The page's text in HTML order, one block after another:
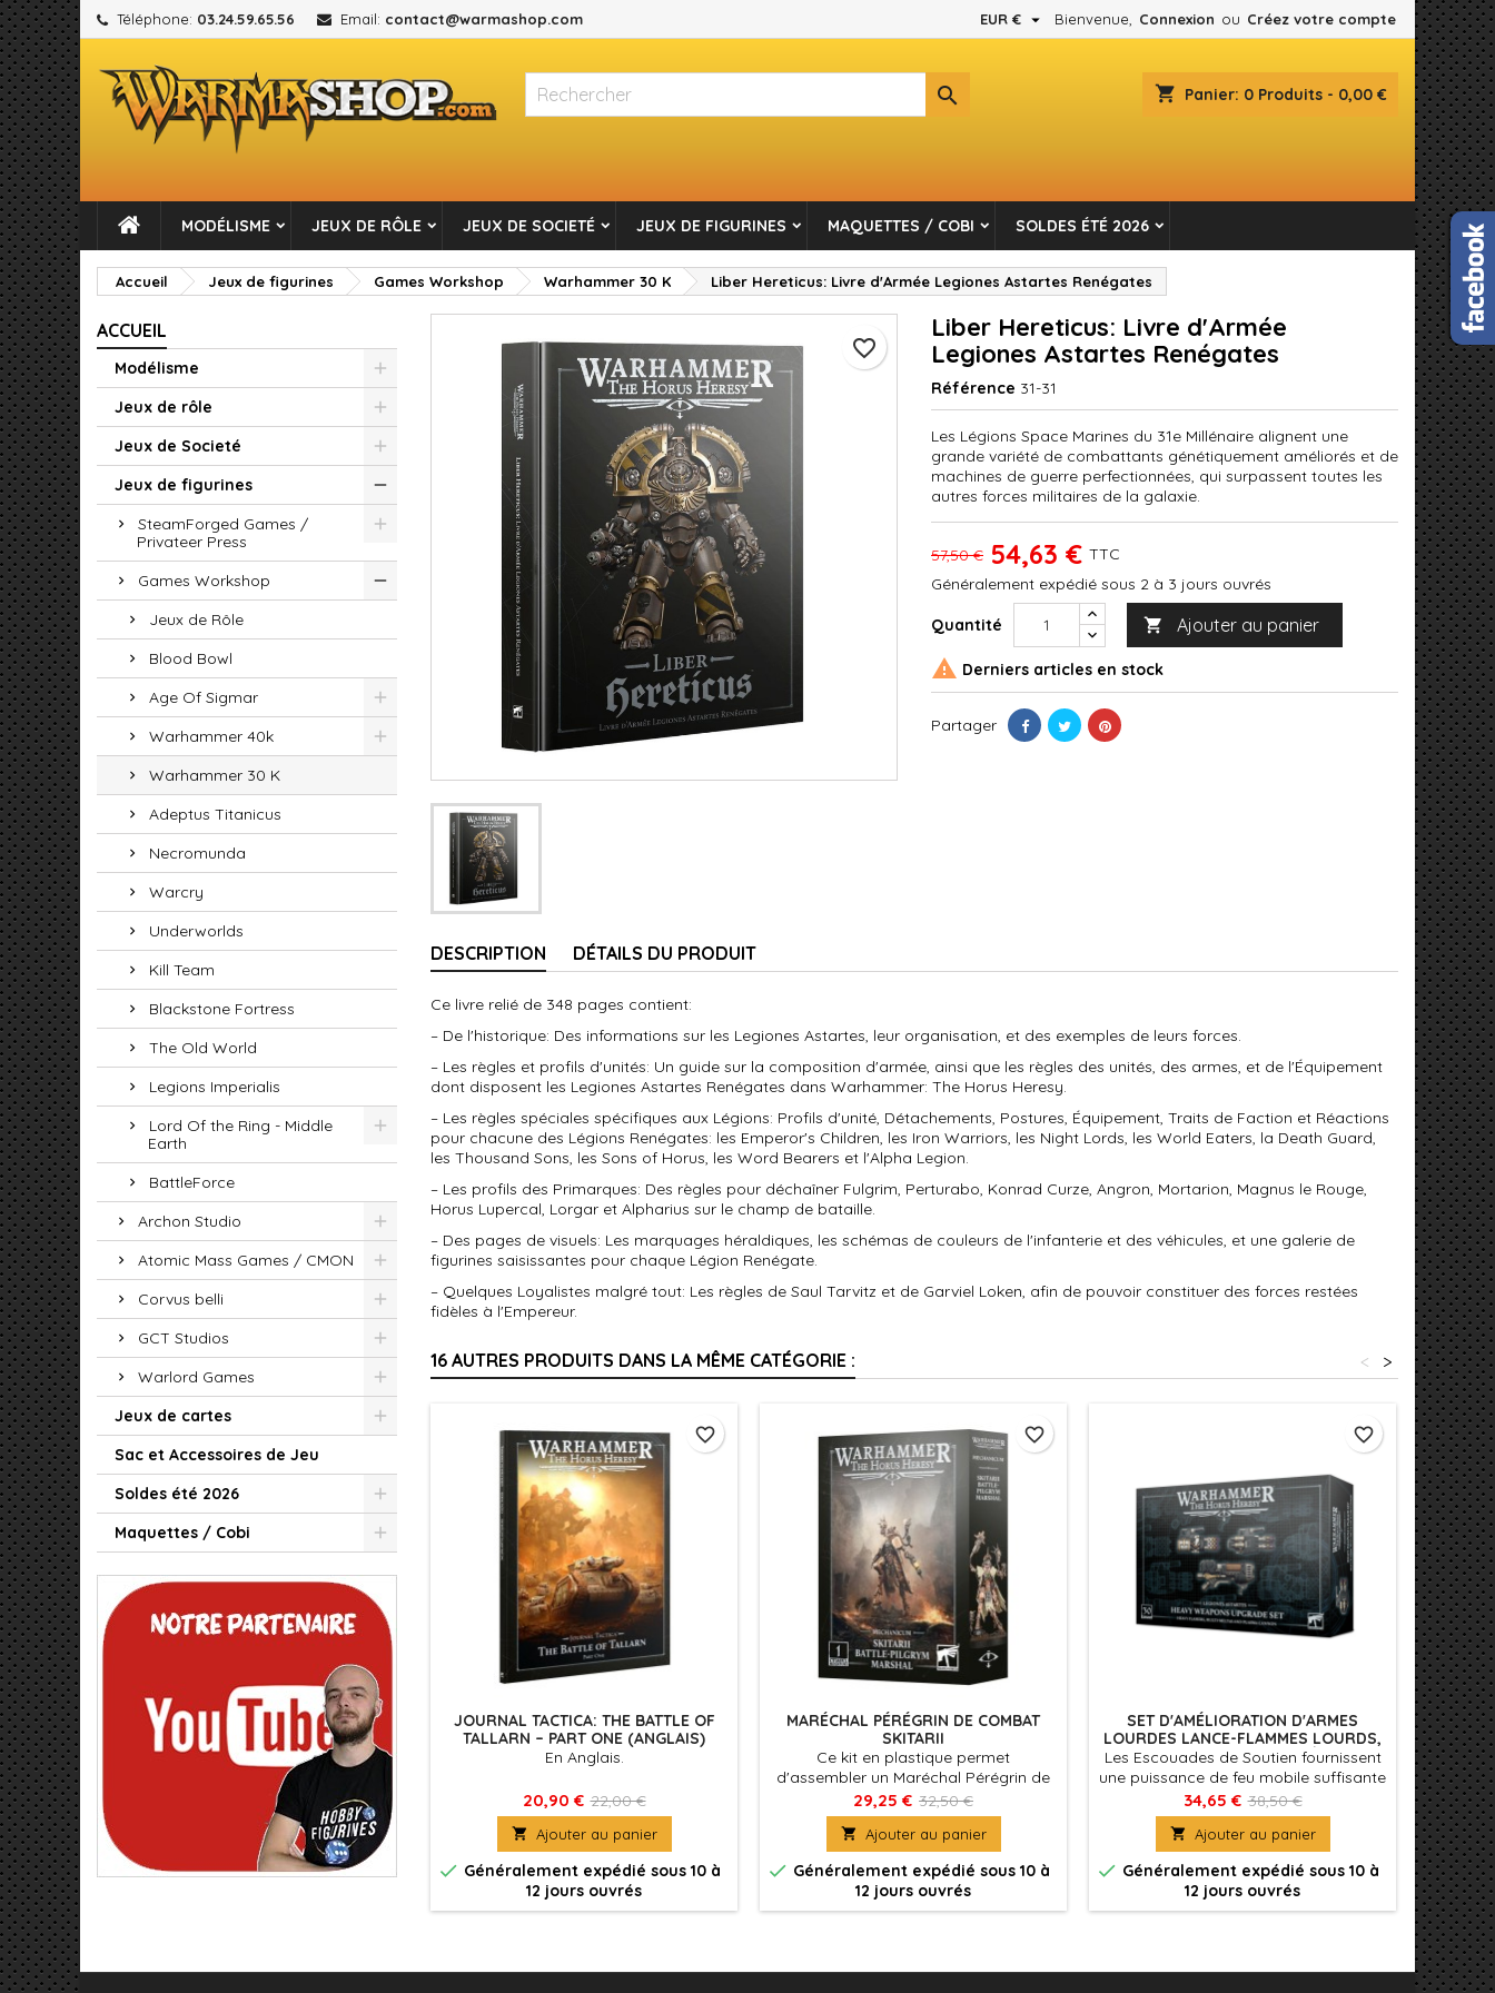
Téléphone: 03.24.59.65.56 Email: contact@warmashop.com Bienvenue, Connexion ou Créez votre compte
EUR € 
shopping_cart Panier: 0 Produits - 0,00 €

MODÉLISME JEUX DE RÔLE JEUX DE SOCIETÉ JEUX DE FIGURINES MAQUETTES / COBI SOLDES ÉTÉ 2026
Accueil Jeux de figurines Games Workshop Warhammer 30 K Liber Hereticus: Livre d'Armée Legiones Astartes Renégates
ACCUEIL
Modélisme
Jeux de rôle
Jeux de Societé
Jeux de figurines
SteamForged Games /
Privateer Press
Games Workshop
Jeux de Rôle
Blood Bowl
Age Of Sigmar
Warhammer 40k
Warhammer 30 K
Adeptus Titanicus
Necromunda
Warcry
Underworlds
Kill Team
Blackstone Fortress
The Old World
Legions Imperialis
Lord Of the Ring - Middle
Earth
BattleForce
Archon Studio
Atomic Mass Games / CMON
Corvus belli
GCT Studios
Warlord Games
Jeux de cartes
Sac et Accessoires de Jeu
Soldes été 2026
Maquettes / Cobi
Liber Hereticus: Livre d'Armée
Legiones Astartes Renégates
Référence 31-31
Les Légions Space Marines du 31e Millénaire alignent une
grande variété de combattants génétiquement améliorés et de
machines de guerre perfectionnées, qui surpassent toutes les
autres forces militaires de la galaxie.
57,50 € 54,63 € TTC
Généralement expédié sous 2 à 3 jours ouvrés
Quantité  Ajouter au panier
favorite_border
 Derniers articles en stock
Partager
DESCRIPTION DÉTAILS DU PRODUIT
Ce livre relié de 348 pages contient:
– De l'historique: Des informations sur les Legiones Astartes, leur organisation, et des exemples de leurs forces.
– Les règles et profils d'unités: Un guide sur la composition d'armée, ainsi que les règles des unités, des armes, et de l'Équipement
dont disposent les Legiones Astartes Renégates dans Warhammer: The Horus Heresy.
– Les règles spéciales spécifiques aux Légions: Profils d'unité, Détachements, Postures, Équipement, Traits de Faction et Réactions
pour chacune des Légions Renégates: les Emperor's Children, les Iron Warriors, les Night Lords, les World Eaters, la Death Guard,
les Thousand Sons, les Sons of Horus, les Word Bearers et l'Alpha Legion.
– Les profils des Primarques: Des règles pour déchaîner Fulgrim, Perturabo, Konrad Curze, Angron, Mortarion, Magnus le Rouge,
Horus Lupercal, Lorgar et Alpharius sur le champ de bataille.
– Des pages de visuels: Les marquages héraldiques, les schémas de couleurs de l'infanterie et des véhicules, et une galerie de
figurines saisissantes pour chaque Légion Renégate.
– Quelques Loyalistes malgré tout: Les règles de Saul Tarvitz et de Garviel Loken, afin de pouvoir constituer des forces restées
fidèles à l'Empereur.
16 AUTRES PRODUITS DANS LA MÊME CATÉGORIE : >
<
JOURNAL TACTICA: THE BATTLE OF
TALLARN – PART ONE (ANGLAIS)
En Anglais.
20,90 € 22,00 €
 Ajouter au panier
 Généralement expédié sous 10 à
12 jours ouvrés
favorite_border
MARÉCHAL PÉRÉGRIN DE COMBAT
SKITARII
Ce kit en plastique permet
d'assembler un Maréchal Pérégrin de
Combat Skitarii, un meneur
expérimenté pour vos armées des
Conclaves Skitarii dans les parties de
Warhammer: The Horus Heresy.
29,25 € 32,50 €
 Ajouter au panier
 Généralement expédié sous 10 à
12 jours ouvrés
favorite_border
SET D'AMÉLIORATION D'ARMES
LOURDES LANCE-FLAMMES LOURDS,
MULTIFUSEURS ET CANONS À PLASMA
Les Escouades de Soutien fournissent
une puissance de feu mobile suffisante
pour abattre des hordes de troupes
ennemies ou pour pulvériser les
véhicules blindés dans une grêle de
tirs, combinant des armes
dévastatrices à la flexibilité d'un
fantassin.
34,65 € 38,50 €
 Ajouter au panier
 Généralement expédié sous 10 à
12 jours ouvrés
favorite_border
Ce kit
en
Citadel

Mes listes d'envies
add_circle_outline Créer une nouvelle liste
Créer une liste d'envies
Connexion
Vous devez être connecté pour ajouter des produits à votre liste d'envies.